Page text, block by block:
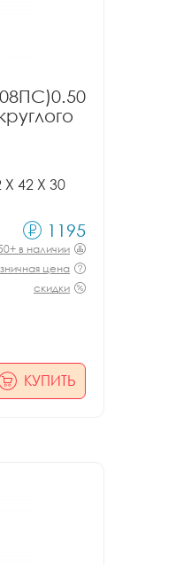
42 X 30
1195
в наличии
цена
скидки
КУПИТЬ